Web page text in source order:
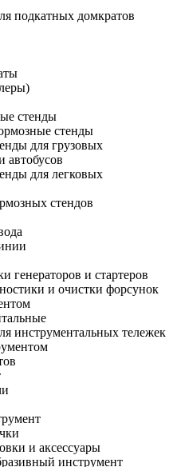
подкатных домкратов
стенды
стенды
для грузовых
автобусов
для легковых
стендов
генераторов и стартеров
и очистки форсунок
инструментальных тележек
и аксессуары
инструмент